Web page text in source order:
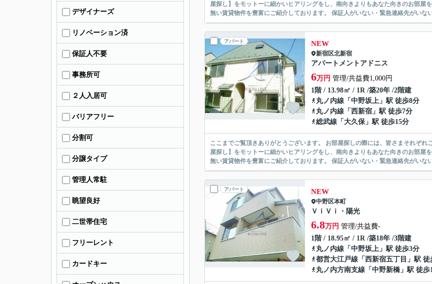
屋探し】をモットーに細かいヒアリングをし、南向きよりもあなた向きのお部屋をご提案いたします。 シングル物件か
無い賃貸物件を豊富にご紹介しております。 保証人がい
アパート NEW
新宿区北新宿
アパートメントアドニス
6万円 管理/共益費1,000円
1階 / 13.98㎡ / 1R /築20年 /2階建
丸ノ内線 「 中野坂上 」駅 徒歩8分
丸ノ内線 「 西新宿 」駅 徒歩7分
総武線 「 大久保」駅 徒歩15分
ここまでご覧頂きありがとうございます。 お部屋探しの際には、皆さまそれぞれこだわりの条件があると思いますが、当社では【あなたに１番のお部
屋探し】をモットーに細かいヒアリングをし、南向きよりもあなた向きのお部屋をご提案いたします。 シングル物件か
無い賃貸物件を豊富にご紹介しております。 保証人がい
アパート NEW
中野区本町
ＶｉＶｉ・陽光
6.8万円 管理/共益費-
1階 / 18.95㎡ / 1R /築18年 /3階建
丸ノ内線 「 中野坂上 」駅 徒歩3分
都営大江戸線 「 西新宿五丁目 」駅
丸ノ内方南支線 「 中野新橋 」駅 徒歩
デザイナーズ
リノベーション済
保証人不要
事務所可
２人入居可
バリアフリー
分割可
分譲タイプ
管理人常駐
眺望良好
二世帯住宅
フリーレント
カードキー